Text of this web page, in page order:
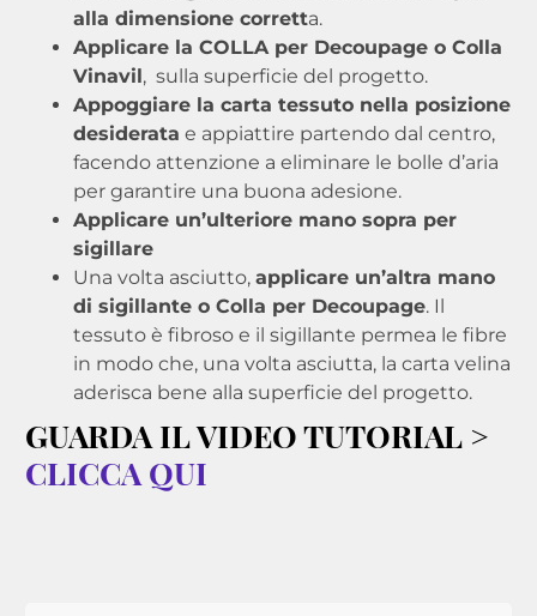
alla dimensione corretta.
Applicare la COLLA per Decoupage o Colla
Vinavil, sulla superficie del progetto.
Appoggiare la carta tessuto nella posizione
desiderata e appiattire partendo dal centro,
facendo attenzione a eliminare le bolle d’aria
per garantire una buona adesione.
Applicare un’ulteriore mano sopra per
sigillare
Una volta asciutto, applicare un’altra mano
di sigillante o Colla per Decoupage. Il
tessuto è fibroso e il sigillante permea le fibre
in modo che, una volta asciutta, la carta velina
aderisca bene alla superficie del progetto.
GUARDA IL VIDEO TUTORIAL >
CLICCA QUI